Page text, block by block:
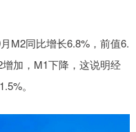
M2同比增长6.8%，前值6.
加，M1下降，这说明经
。